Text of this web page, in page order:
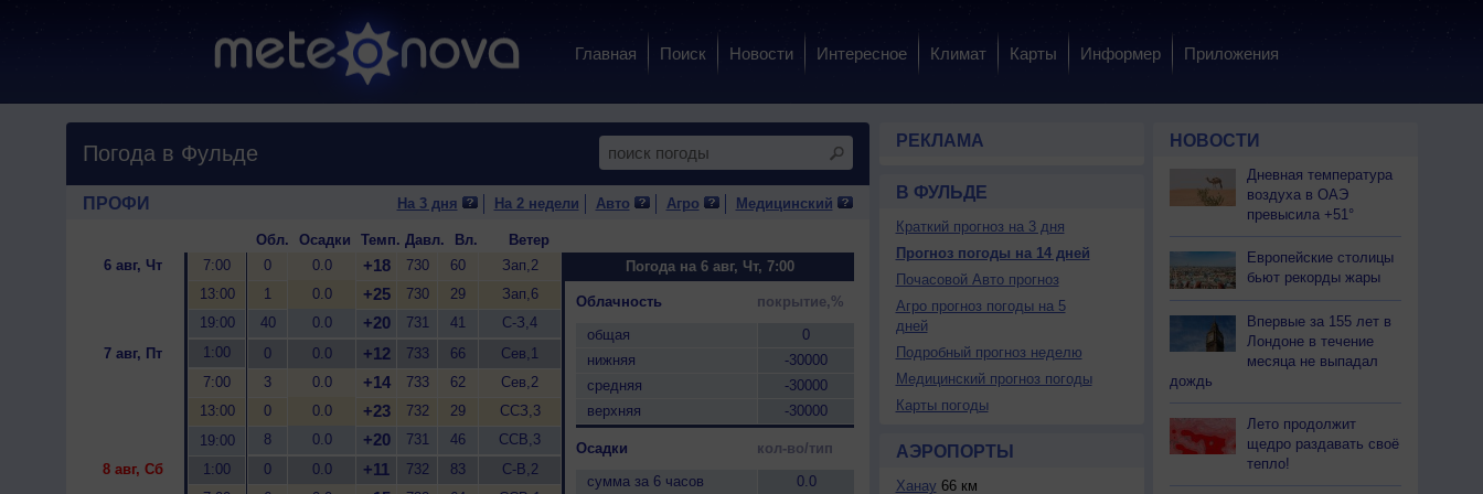
Главная Поиск Новости Интересное Климат Карты Информер Приложения
Погода в Фульде
ПРОФИ На 3 дня На 2 недели Авто Агро Медицинский
Обл. Осадки Темп. Давл. Вл.
Ветер
6 авг, Чт
7:00 0 0.0 +18 730 60
Зап,2
13:00
1 0.0 +25 730 29
Зап,6
19:00
40 0.0 +20 731 41
С-З,4
7 авг, Пт
1:00 0 0.0 +12 733 66
Сев,1
7:00
3 0.0 +14 733 62
Сев,2
13:00
0 0.0 +23 732 29
ССЗ,3
19:00
8 0.0 +20 731 46
ССВ,3
8 авг, Сб
1:00 0 0.0 +11 732 83
С-В,2
Погода на 6 авг, Чт, 7:00
Облачность
покрытие,%
общая
0
нижняя
-30000
средняя
-30000
верхняя
-30000
Осадки
кол-во/тип
сумма за 6 часов
0.0
РЕКЛАМА
В ФУЛЬДЕ
Краткий прогноз на 3 дня
Прогноз погоды на 14 дней
Почасовой Авто прогноз
Агро прогноз погоды на 5
дней
Подробный прогноз неделю
Медицинский прогноз погоды
Карты погоды
АЭРОПОРТЫ
Ханау 66 км
НОВОСТИ
Дневная температура
воздуха в ОАЭ
превысила +51°
Европейские столицы
бьют рекорды жары
Впервые за 155 лет в
Лондоне в течение
месяца не выпадал
дождь
Лето продолжит
щедро раздавать своё
тепло!